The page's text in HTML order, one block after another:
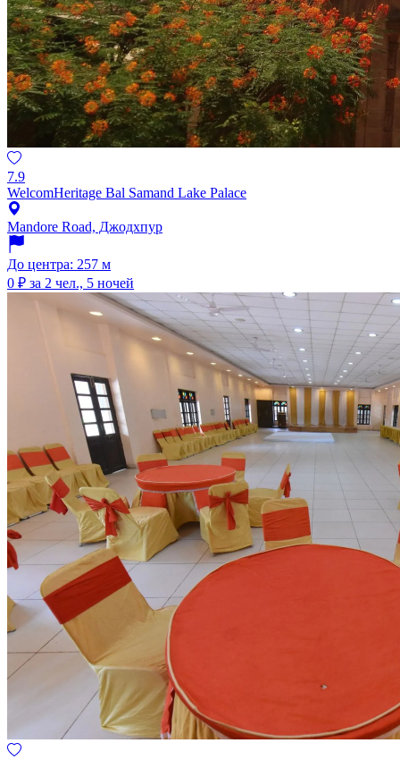
7.9
WelcomHeritage Bal Samand Lake Palace
Mandore Road, Джодхпур
До центра: 257 м
0 ₽ за 2 чел., 5 ночей